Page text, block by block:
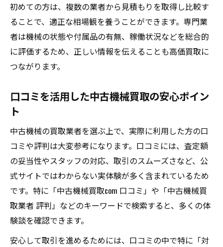
手間なく現金化できる中古機械買取術
手間を省く中古機械買取の効率的な方法
即現金化につながる工作機械買取の秘訣
搬出から入金までスムーズに進めるコツ
中古機械買取業者のサポート体制と活用術
口コミを参考にした中古機械買取業者の選
択法
工作機械買取で重視すべき信頼性の見分け
方
工場機械買取で評判の良い業者の特徴とは
ランキングやネット情報の活用ポイント解
説
実績豊富な中古機械買取業者の判断基準
初めての方は、複数の業者から見積もりを取得し比較す
ることで、適正な相場観を養うことができます。専門業
者は機械の状態や付属品の有無、稼働状況などを総合的
に評価するため、正しい情報を伝えることも高価買取に
つながります。
口コミを活用した中古機械買取の安心ポイン
ト
中古機械の買取業者を選ぶ上で、実際に利用した方の口
コミや評判は大変参考になります。口コミには、査定額
の妥当性やスタッフの対応、取引のスムーズさなど、公
式サイトではわからない実体験が多く含まれているため
です。特に「中古機械買取com 口コミ」や「中古機械買
取業者 評判」などのキーワードで検索すると、多くの体
験談を確認できます。
安心して取引を進めるためには、口コミの中で特に「対